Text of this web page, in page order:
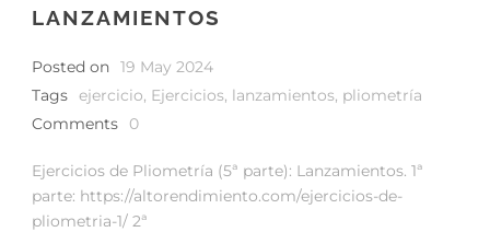
LANZAMIENTOS
Posted on 19 May 2024
Tags ejercicio, Ejercicios, lanzamientos, pliometría
Comments
0
Ejercicios de Pliometría (5ª parte): Lanzamientos. 1ª
parte: https://altorendimiento.com/ejercicios-de-
pliometria-1/ 2ª